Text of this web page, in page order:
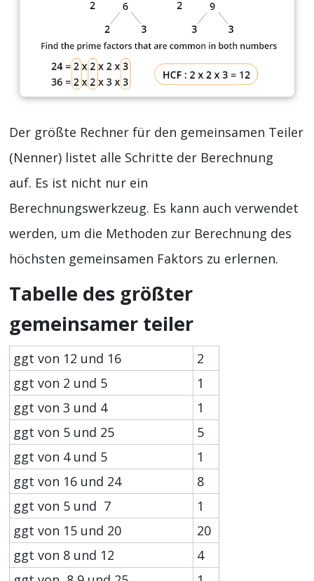
Der größte Rechner für den gemeinsamen Teiler
(Nenner) listet alle Schritte der Berechnung
auf. Es ist nicht nur ein
Berechnungswerkzeug. Es kann auch verwendet
werden, um die Methoden zur Berechnung des
höchsten gemeinsamen Faktors zu erlernen.
Tabelle des größter
gemeinsamer teiler
ggt von 12 und 16
2
ggt von 2 und 5
1
ggt von 3 und 4
1
ggt von 5 und 25
5
ggt von 4 und 5
1
ggt von 16 und 24
8
ggt von 5 und 7
1
ggt von 15 und 20
20
ggt von 8 und 12
4